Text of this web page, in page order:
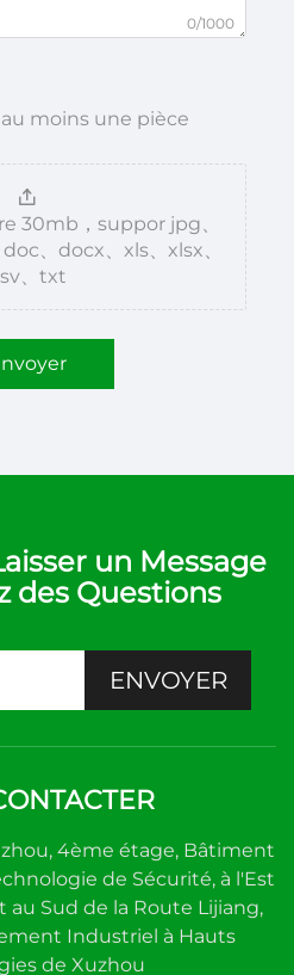
0/1000
moins une pièce
30mb，suppor jpg、
、docx、xls、xlsx、
、txt
un Message
des Questions
ENVOYER
4ème étage, Bâtiment
de Sécurité, à l'Est
au Sud de la Route Lijiang,
Industriel à Hauts
de Xuzhou